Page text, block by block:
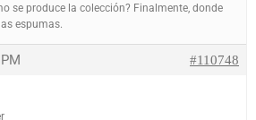
se produce la colección? Finalmente, donde
espumas.
#110748